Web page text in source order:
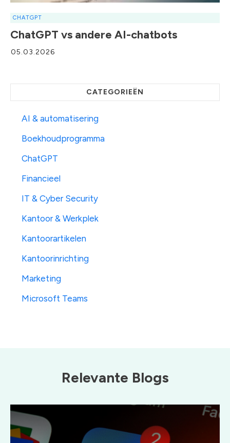
CHATGPT
ChatGPT vs andere AI-chatbots
05.03.2026
CATEGORIEËN
AI & automatisering
Boekhoudprogramma
ChatGPT
Financieel
IT & Cyber Security
Kantoor & Werkplek
Kantoorartikelen
Kantoorinrichting
Marketing
Microsoft Teams
Relevante Blogs